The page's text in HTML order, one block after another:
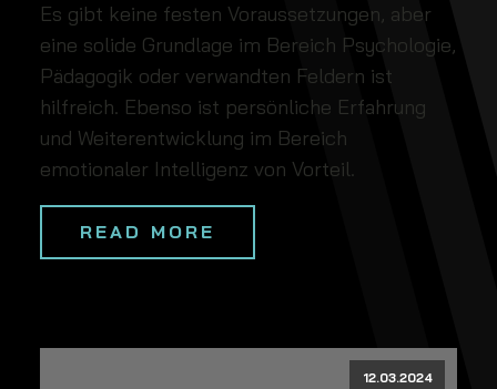
Es gibt keine festen Voraussetzungen, aber
eine solide Grundlage im Bereich Psychologie,
Pädagogik oder verwandten Feldern ist
hilfreich. Ebenso ist persönliche Erfahrung
und Weiterentwicklung im Bereich
emotionaler Intelligenz von Vorteil.
READ MORE
12.03.2024